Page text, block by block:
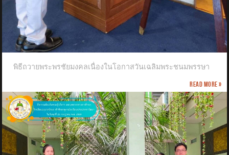
พิธีถวายพระพรชัยมงคลเนื่องในโอกาสวันเฉลิมพระชนมพรรษา
Read more »